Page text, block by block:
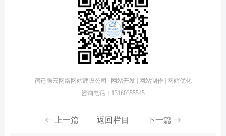
宿迁腾云网络网站建设公司 | 网站开发 | 网站制作 | 网站优化
咨询电话：13160355545
上一篇 返回栏目 下一篇